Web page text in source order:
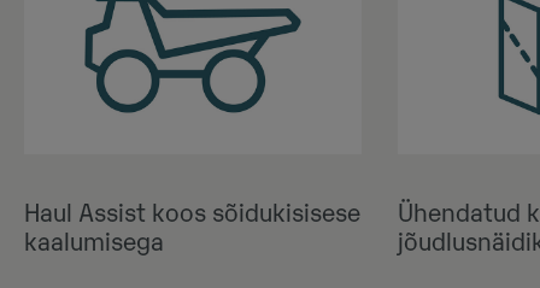
Haul Assist koos sõidukisisese
kaalumisega
Ühendatud